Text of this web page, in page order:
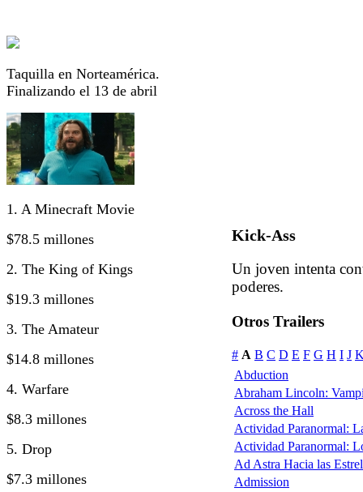
Taquilla en Norteamérica.
Finalizando el 13 de abril
1. A Minecraft Movie
$78.5 millones
2. The King of Kings
$19.3 millones
3. The Amateur
$14.8 millones
4. Warfare
$8.3 millones
5. Drop
$7.3 millones
Kick-Ass
Un joven intenta
poderes.
Otros Trailers
# A B C D E F G H I J
Abduction
Abraham Lincoln:
Across the Hall
Actividad Paranormal:
Actividad Paranormal:
Ad Astra Hacia las
Admission